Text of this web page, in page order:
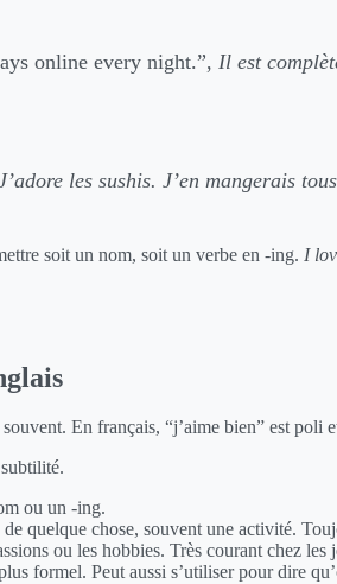
online every night.”, Il est
les sushis. J’en mangerais
soit un nom, soit un verbe en -ing. I
En français, “j’aime bien” est poli
ou un -ing.
quelque chose, souvent une activité.
ou les hobbies. Très courant chez les
formel. Peut aussi s’utiliser pour dire